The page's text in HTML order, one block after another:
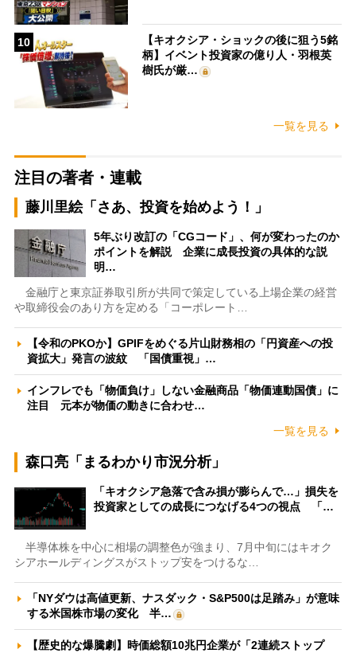
10
【キオクシア・ショックの後に狙う5銘
柄】イベント投資家の億り人・羽根英
樹氏が厳…
一覧を見る
注目の著者・連載
藤川里絵「さあ、投資を始めよう！」
5年ぶり改訂の「CGコード」、何が変わったのか
ポイントを解説 企業に成長投資の具体的な説
明…
金融庁と東京証券取引所が共同で策定している上場企業の経営
や取締役会のあり方を定める「コーポレート…
【令和のPKOか】GPIFをめぐる片山財務相の「円資産への投
資拡大」発言の波紋 「国債重視」…
インフレでも「物価負け」しない金融商品「物価連動国債」に
注目 元本が物価の動きに合わせ…
一覧を見る
森口亮「まるわかり市況分析」
「キオクシア急落で含み損が膨らんで…」損失を
投資家としての成長につなげる4つの視点 「…
半導体株を中心に相場の調整色が強まり、7月中旬にはキオク
シアホールディングスがストップ安をつけるな…
「NYダウは高値更新、ナスダック・S&P500は足踏み」が意味
する米国株市場の変化 半…
【歴史的な爆騰劇】時価総額10兆円企業が「2連続ストップ